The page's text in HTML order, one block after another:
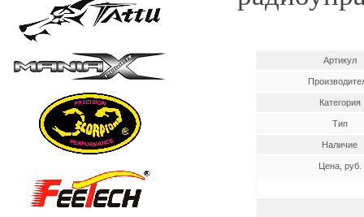
Артикул
Категория
Тип
Наличие
Цена, руб.